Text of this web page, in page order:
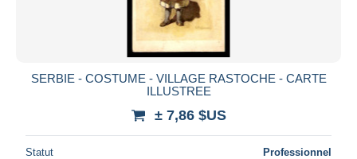
SERBIE - COSTUME - VILLAGE RASTOCHE - CARTE
ILLUSTREE
± 7,86 $US
Statut Professionnel